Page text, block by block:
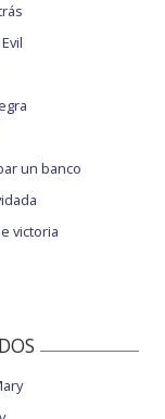
un banco
victoria